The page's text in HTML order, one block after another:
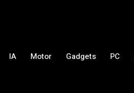
IA Motor Gadgets PC